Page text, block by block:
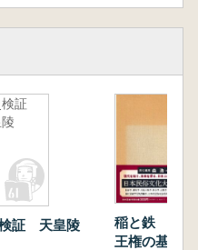
検証
証 天皇陵
稲と鉄 さま
王権の基盤